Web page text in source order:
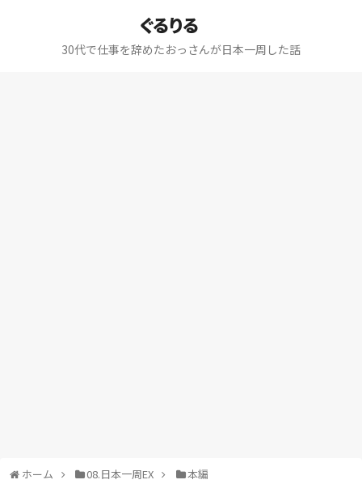
ぐるりる
30代で仕事を辞めたおっさんが日本一周した話
ホーム 08.日本一周EX 本編